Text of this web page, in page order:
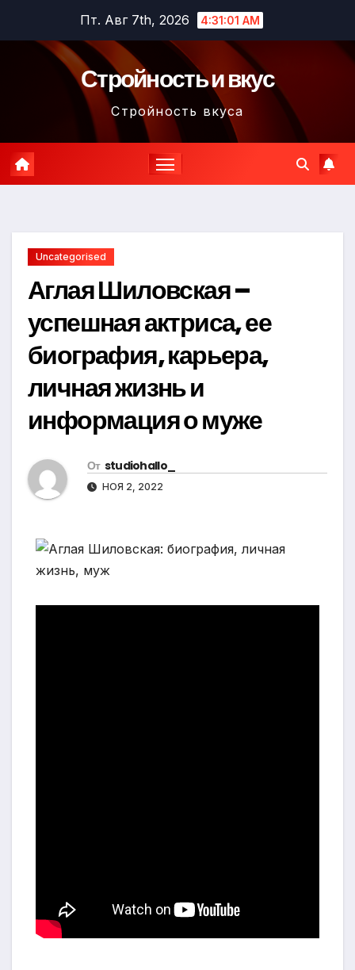
содержимому
Пт. Авг 7th, 2026 4:31:02 AM
Стройность и вкус
Стройность вкуса
Uncategorised
Аглая Шиловская –
успешная актриса, ее
биография, карьера,
личная жизнь и
информация о муже
От studiohallo_
НОЯ 2, 2022